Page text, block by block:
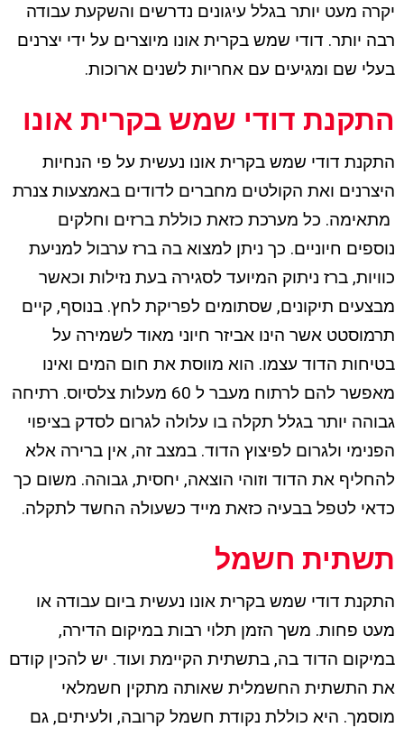
יקרה מעט יותר בגלל עיגונים נדרשים והשקעת עבודה
רבה יותר. דודי שמש בקרית אונו מיוצרים על ידי יצרנים
בעלי שם ומגיעים עם אחריות לשנים ארוכות.
התקנת דודי שמש בקרית אונו
התקנת דודי שמש בקרית אונו נעשית על פי הנחיות
היצרנים ואת הקולטים מחברים לדודים באמצעות צנרת
מתאימה. כל מערכת כזאת כוללת ברזים וחלקים
נוספים חיוניים. כך ניתן למצוא בה ברז ערבול למניעת
כוויות, ברז ניתוק המיועד לסגירה בעת נזילות וכאשר
מבצעים תיקונים, שסתומים לפריקת לחץ. בנוסף, קיים
תרמוסטט אשר הינו אביזר חיוני מאוד לשמירה על
בטיחות הדוד עצמו. הוא מווסת את חום המים ואינו
מאפשר להם לרתוח מעבר ל 60 מעלות צלסיוס. רתיחה
גבוהה יותר בגלל תקלה בו עלולה לגרום לסדק בציפוי
הפנימי ולגרום לפיצוץ הדוד. במצב זה, אין ברירה אלא
להחליף את הדוד וזוהי הוצאה, יחסית, גבוהה. משום כך
כדאי לטפל בבעיה כזאת מייד כשעולה החשד לתקלה.
תשתית חשמל
התקנת דודי שמש בקרית אונו נעשית ביום עבודה או
מעט פחות. משך הזמן תלוי רבות במיקום הדירה,
במיקום הדוד בה, בתשתית הקיימת ועוד. יש להכין קודם
את התשתית החשמלית שאותה מתקין חשמלאי
מוסמך. היא כוללת נקודת חשמל קרובה, ולעיתים, גם